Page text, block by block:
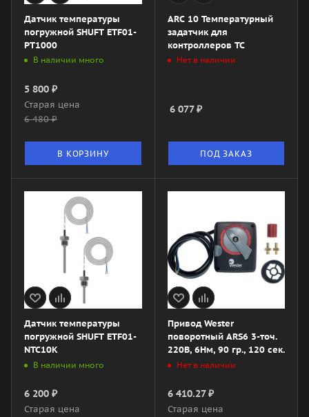
Датчик температуры
погружной SHUFT ETF01-
PT1000
В наличии много
5 800 ₽
Старая цена
6 480₽
В КОРЗИНУ
ARC 10 Температурный
задатчик для
контроллеров TC
Нет в наличии
6 077₽
ПОД ЗАКАЗ
Датчик температуры
погружной SHUFT ETF01-
NTC10K
В наличии много
6 200 ₽
Старая цена
Привод Wester
поворотный ARS6 3-точ.
220В, 6Нм, 90 гр., 120 сек.
Нет в наличии
6 410.27₽
Старая цена